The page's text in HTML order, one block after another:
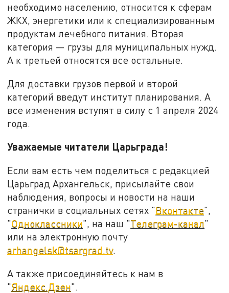
необходимо населению, относится к сферам
ЖКХ, энергетики или к специализированным
продуктам лечебного питания. Вторая
категория — грузы для муниципальных нужд.
А к третьей относятся все остальные.
Для доставки грузов первой и второй
категорий введут институт планирования. А
все изменения вступят в силу с 1 апреля 2024
года.
Уважаемые читатели Царьграда!
Если вам есть чем поделиться с редакцией
Царьград Архангельск, присылайте свои
наблюдения, вопросы и новости на наши
странички в социальных сетях "Вконтакте",
"Одноклассники", на наш "Телеграм-канал"
или на электронную почту
arhangelsk@tsargrad.tv.
А также присоединяйтесь к нам в
"Яндекс.Дзен".